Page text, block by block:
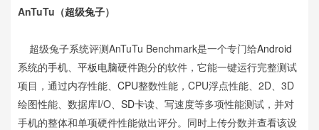
AnTuTu（超级兔子）
超级兔子系统评测AnTuTu Benchmark是一个专门给Android
系统的手机 平板电脑硬件跑分的软件，它能一键运行完整测试
项目，通过内存性能、 CPU整数性能，CPU浮点性能、2D、3D
绘图性能、数据库I/O、 SD卡读、写速度等多项性能测试，并对
手机的整体和单项硬件性能做出评分。同时上传分数并查看该设